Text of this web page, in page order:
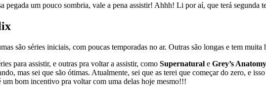
pegada um pouco sombria, vale a pena assistir! Ahhh! Li por aí, que terá segunda
são séries iniciais, com poucas temporadas no ar. Outras são longas e tem muita
para assistir, e outras pra voltar a assistir, como Supernatural e Grey’s Anatomy
mas sei que são ótimas. Atualmente, sei que as terei que começar do zero, e
um bom incentivo pra voltar com uma delas hoje mesmo!!!